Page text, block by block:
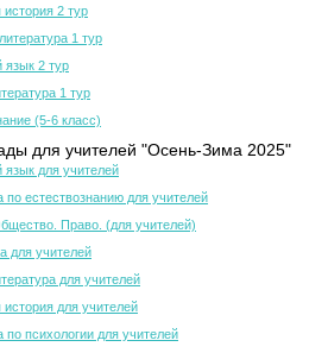
2 тур
1 тур
язык 2 тур
1 тур
(5-6 класс)
для учителей "Осень-Зима 2025"
язык для учителей
естествознанию для учителей
Право. (для учителей)
для учителей
для учителей
для учителей
психологии для учителей